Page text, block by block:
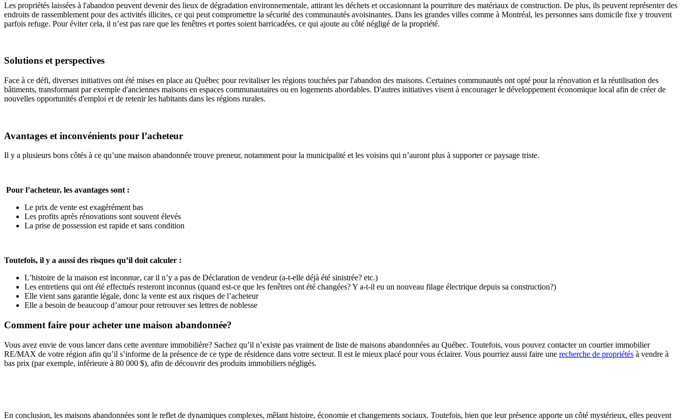
Les propriétés laissées à l'abandon peuvent devenir des lieux de dégradation environnementale, attirant les déchets et occasionnant la pourriture des matériaux de construction. De plus, ils peuvent représenter des
endroits de rassemblement pour des activités illicites, ce qui peut compromettre la sécurité des communautés avoisinantes. Dans les grandes villes comme à Montréal, les personnes sans domicile fixe y trouvent
parfois refuge. Pour éviter cela, il n’est pas rare que les fenêtres et portes soient barricadées, ce qui ajoute au côté négligé de la propriété.
Solutions et perspectives
Face à ce défi, diverses initiatives ont été mises en place au Québec pour revitaliser les régions touchées par l'abandon des maisons. Certaines communautés ont opté pour la rénovation et la réutilisation des
bâtiments, transformant par exemple d'anciennes maisons en espaces communautaires ou en logements abordables. D'autres initiatives visent à encourager le développement économique local afin de créer de
nouvelles opportunités d'emploi et de retenir les habitants dans les régions rurales.
Avantages et inconvénients pour l’acheteur
Il y a plusieurs bons côtés à ce qu’une maison abandonnée trouve preneur, notamment pour la municipalité et les voisins qui n’auront plus à supporter ce paysage triste.
Pour l’acheteur, les avantages sont :
Le prix de vente est exagérément bas
Les profits après rénovations sont souvent élevés
La prise de possession est rapide et sans condition
Toutefois, il y a aussi des risques qu’il doit calculer :
L’histoire de la maison est inconnue, car il n’y a pas de Déclaration de vendeur (a-t-elle déjà été sinistrée? etc.)
Les entretiens qui ont été effectués resteront inconnus (quand est-ce que les fenêtres ont été changées? Y a-t-il eu un nouveau filage électrique depuis sa construction?)
Elle vient sans garantie légale, donc la vente est aux risques de l’acheteur
Elle a besoin de beaucoup d’amour pour retrouver ses lettres de noblesse
Comment faire pour acheter une maison abandonnée?
Vous avez envie de vous lancer dans cette aventure immobilière? Sachez qu’il n’existe pas vraiment de liste de maisons abandonnées au Québec. Toutefois, vous pouvez contacter un courtier immobilier
RE/MAX de votre région afin qu’il s’informe de la présence de ce type de résidence dans votre secteur. Il est le mieux placé pour vous éclairer. Vous pourriez aussi faire une recherche de propriétés à vendre à
bas prix (par exemple, inférieure à 80 000 $), afin de découvrir des produits immobiliers négligés.
En conclusion, les maisons abandonnées sont le reflet de dynamiques complexes, mêlant histoire, économie et changements sociaux. Toutefois, bien que leur présence apporte un côté mystérieux, elles peuvent